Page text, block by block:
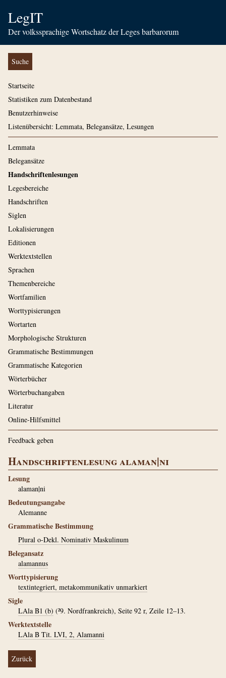
LegIT
Der volkssprachige Wortschatz der Leges barbarorum
Suche
Startseite
Statistiken zum Datenbestand
Benutzerhinweise
Listenübersicht: Lemmata, Belegansätze, Lesungen
Lemmata
Belegansätze
Handschriftenlesungen
Legesbereiche
Handschriften
Siglen
Lokalisierungen
Editionen
Werktextstellen
Sprachen
Themenbereiche
Wortfamilien
Worttypisierungen
Wortarten
Morphologische Strukturen
Grammatische Bestimmungen
Grammatische Kategorien
Wörterbücher
Wörterbuchangaben
Literatur
Online-Hilfsmittel
Feedback geben
Handschriftenlesung alaman|ni
Lesung
alaman|ni
Bedeutungsangabe
Alemanne
Grammatische Bestimmung
Plural o-Dekl. Nominativ Maskulinum
Belegansatz
alamannus
Worttypisierung
textintegriert, metakommunikativ unmarkiert
Sigle
LAla B1 (b) (²9. Nordfrankreich), Seite 92 r, Zeile 12–13.
Werktextstelle
LAla B Tit. LVI, 2, Alamanni
Zurück